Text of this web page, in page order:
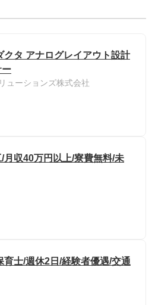
クタ アナログレイアウト設計
ー
ューションズ株式会社
月収40万円以上/寮費無料/未
士/週休2日/経験者優遇/交通